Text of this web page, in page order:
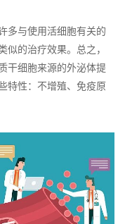
多与使用活细胞有关的
似的治疗效果。总之，
干细胞来源的外泌体提
特性：不增殖、免疫原